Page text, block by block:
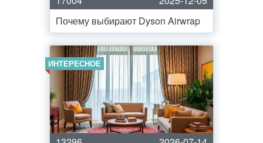
Почему выбирают Dyson Airwrap
ИНТЕРЕСНОЕ